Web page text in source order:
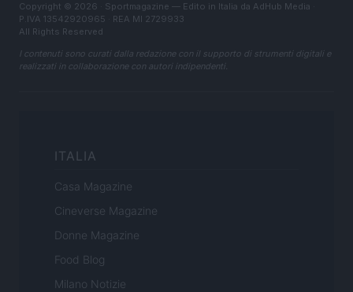
Copyright © 2026 · Sportmagazine — Edito in Italia da AdHub Media
P.IVA 13542920965 · REA MI 2729933
All Rights Reserved
I contenuti sono curati dalla redazione con il supporto di strumenti digitali e
realizzati in collaborazione con autori indipendenti.
ITALIA
Casa Magazine
Cineverse Magazine
Donne Magazine
Food Blog
Milano Notizie